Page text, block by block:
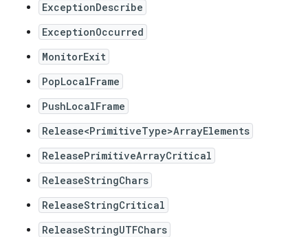
ExceptionDescribe
ExceptionOccurred
MonitorExit
PopLocalFrame
PushLocalFrame
Release<PrimitiveType>ArrayElements
ReleasePrimitiveArrayCritical
ReleaseStringChars
ReleaseStringCritical
ReleaseStringUTFChars